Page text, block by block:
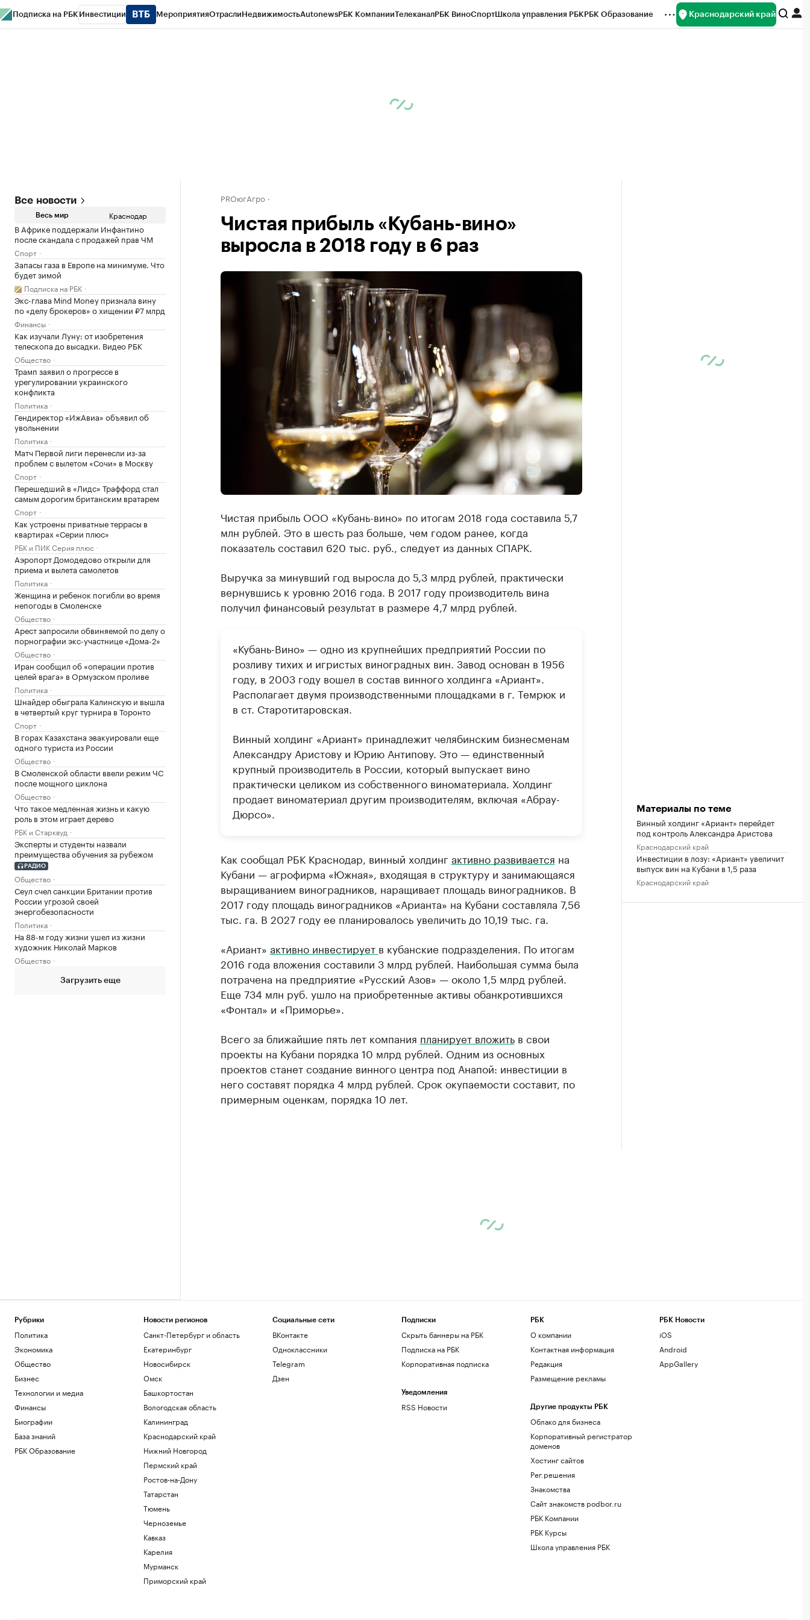
Подписка на РБК Инвестиции МероприятияОтраслиНедвижимостьAutonewsРБК КомпанииТелеканалРБК ВиноСпортШкола управления РБКРБК Образование Краснодарский край
Все новости
Весь мир Краснодар
В Африке поддержали Инфантино
после скандала с продажей прав ЧМ
Спорт
Запасы газа в Европе на минимуме. Что
будет зимой
Подписка на РБК
Экс-глава Mind Money признала вину
по «делу брокеров» о хищении ₽7 млрд
Финансы
Как изучали Луну: от изобретения
телескопа до высадки. Видео РБК
Общество
Трамп заявил о прогрессе в
урегулировании украинского
конфликта
Политика
Гендиректор «ИжАвиа» объявил об
увольнении
Политика
Матч Первой лиги перенесли из-за
проблем с вылетом «Сочи» в Москву
Спорт
Перешедший в «Лидс» Траффорд стал
самым дорогим британским вратарем
Спорт
Как устроены приватные террасы в
квартирах «Серии плюс»
РБК и ПИК Серия плюс
Аэропорт Домодедово открыли для
приема и вылета самолетов
Политика
Женщина и ребенок погибли во время
непогоды в Смоленске
Общество
Арест запросили обвиняемой по делу о
порнографии экс-участнице «Дома-2»
Общество
Иран сообщил об «операции против
целей врага» в Ормузском проливе
Политика
Шнайдер обыграла Калинскую и вышла
в четвертый круг турнира в Торонто
Спорт
В горах Казахстана эвакуировали еще
одного туриста из России
Общество
В Смоленской области ввели режим ЧС
после мощного циклона
Общество
Что такое медленная жизнь и какую
роль в этом играет дерево
РБК и Старквуд
Эксперты и студенты назвали
преимущества обучения за рубежом
РАДИО
Общество
Сеул счел санкции Британии против
России угрозой своей
энергобезопасности
Политика
На 88-м году жизни ушел из жизни
художник Николай Марков
Общество
Загрузить еще
PROюгАгро
Чистая прибыль «Кубань-вино»
выросла в 2018 году в 6 раз
Чистая прибыль ООО «Кубань-вино» по итогам 2018 года составила 5,7
млн рублей. Это в шесть раз больше, чем годом ранее, когда
показатель составил 620 тыс. руб., следует из данных СПАРК.
Выручка за минувший год выросла до 5,3 млрд рублей, практически
вернувшись к уровню 2016 года. В 2017 году производитель вина
получил финансовый результат в размере 4,7 млрд рублей.
«Кубань-Вино» — одно из крупнейших предприятий России по
розливу тихих и игристых виноградных вин. Завод основан в 1956
году, в 2003 году вошел в состав винного холдинга «Ариант».
Располагает двумя производственными площадками в г. Темрюк и
в ст. Старотитаровская.
Винный холдинг «Ариант» принадлежит челябинским бизнесменам
Александру Аристову и Юрию Антипову. Это — единственный
крупный производитель в России, который выпускает вино
практически целиком из собственного виноматериала. Холдинг
продает виноматериал другим производителям, включая «Абрау-
Дюрсо».
Как сообщал РБК Краснодар, винный холдинг активно развивается на
Кубани — агрофирма «Южная», входящая в структуру и занимающаяся
выращиванием виноградников, наращивает площадь виноградников. В
2017 году площадь виноградников «Арианта» на Кубани составляла 7,56
тыс. га. В 2027 году ее планировалось увеличить до 10,19 тыс. га.
«Ариант» активно инвестирует в кубанские подразделения. По итогам
2016 года вложения составили 3 млрд рублей. Наибольшая сумма была
потрачена на предприятие «Русский Азов» — около 1,5 млрд рублей.
Еще 734 млн руб. ушло на приобретенные активы обанкротившихся
«Фонтал» и «Приморье».
Всего за ближайшие пять лет компания планирует вложитьв свои
проекты на Кубани порядка 10 млрд рублей. Одним из основных
проектов станет создание винного центра под Анапой: инвестиции в
него составят порядка 4 млрд рублей. Срок окупаемости составит, по
примерным оценкам, порядка 10 лет.
Материалы по теме
Винный холдинг «Ариант» перейдет
под контроль Александра Аристова
Краснодарский край
Инвестиции в лозу: «Ариант» увеличит
выпуск вин на Кубани в 1,5 раза
Краснодарский край
Рубрики
Политика
Экономика
Общество
Бизнес
Технологии и медиа
Финансы
Биографии
База знаний
РБК Образование
Новости регионов
Санкт-Петербург и область
Екатеринбург
Новосибирск
Омск
Башкортостан
Вологодская область
Калининград
Краснодарский край
Нижний Новгород
Пермский край
Ростов-на-Дону
Татарстан
Тюмень
Черноземье
Кавказ
Карелия
Мурманск
Приморский край
Социальные сети
ВКонтакте
Одноклассники
Telegram
Дзен
Подписки
Скрыть баннеры на РБК
Подписка на РБК
Корпоративная подписка
Уведомления
RSS Новости
РБК
О компании
Контактная информация
Редакция
Размещение рекламы
Другие продукты РБК
Облако для бизнеса
Корпоративный регистратор
доменов
Хостинг сайтов
Рег.решения
Знакомства
Сайт знакомств podbor.ru
РБК Компании
РБК Курсы
Школа управления РБК
РБК Новости
iOS
Android
AppGallery